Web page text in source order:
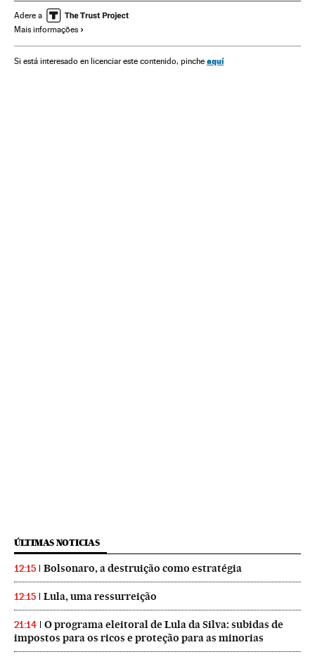
Política municipal Pobreza
América do Sul
Problemas sociais América Urbanismo Política
Adere a
Mais informações
Si está interesado en licenciar este contenido, pinche aquí
ÚLTIMAS NOTICIAS
12:15 Bolsonaro, a destruição como estratégia
12:15 Lula, uma ressurreição
21:14
O programa eleitoral de Lula da Silva: subidas de
impostos para os ricos e proteção para as minorias